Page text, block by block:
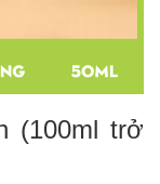
(100ml trở